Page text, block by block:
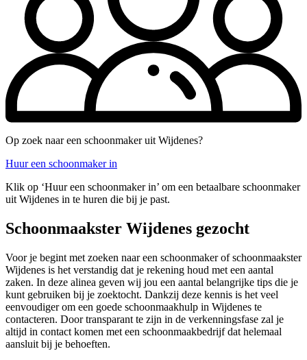
Op zoek naar een schoonmaker uit Wijdenes?
Huur een schoonmaker in
Klik op ‘Huur een schoonmaker in’ om een betaalbare schoonmaker
uit Wijdenes in te huren die bij je past.
Schoonmaakster Wijdenes gezocht
Voor je begint met zoeken naar een schoonmaker of schoonmaakster
Wijdenes is het verstandig dat je rekening houd met een aantal
zaken. In deze alinea geven wij jou een aantal belangrijke tips die je
kunt gebruiken bij je zoektocht. Dankzij deze kennis is het veel
eenvoudiger om een goede schoonmaakhulp in Wijdenes te
contacteren. Door transparant te zijn in de verkenningsfase zal je
altijd in contact komen met een schoonmaakbedrijf dat helemaal
aansluit bij je behoeften.